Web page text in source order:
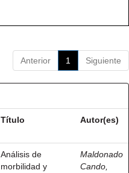
Anterior 1 Siguiente
Título Autor(es)
Análisis de
morbilidad y
Maldonado
Cando,